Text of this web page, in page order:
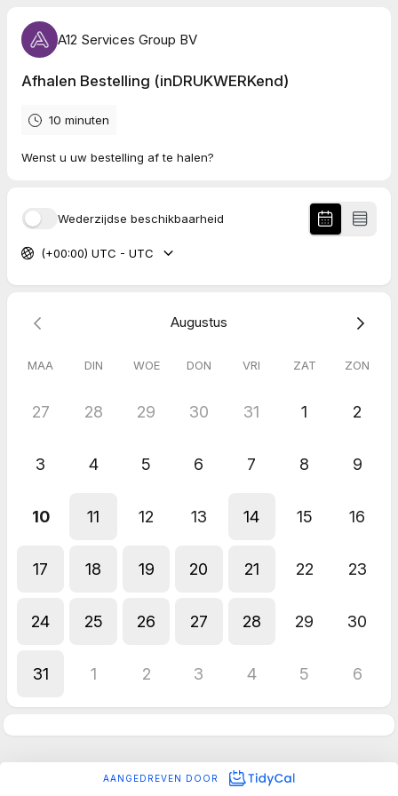
A12 Services Group BV
Afhalen Bestelling (inDRUKWERKend)
10 minuten
Wenst u uw bestelling af te halen?
Wederzijdse beschikbaarheid
(+00:00) UTC - UTC
Augustus
MAA DIN WOE DON VRI ZAT ZON
27 28 29 30 31 1 2
3 4 5 6 7 8 9
10 11 12 13 14 15 16
17 18 19 20 21 22 23
24 25 26 27 28 29 30
31 1 2 3 4 5 6
AANGEDREVEN DOOR